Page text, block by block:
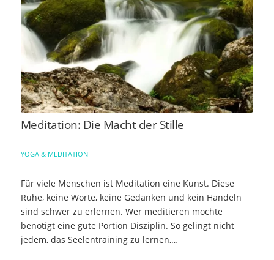
Meditation: Die Macht der Stille
YOGA & MEDITATION
Für viele Menschen ist Meditation eine Kunst. Diese
Ruhe, keine Worte, keine Gedanken und kein Handeln
sind schwer zu erlernen. Wer meditieren möchte
benötigt eine gute Portion Disziplin. So gelingt nicht
jedem, das Seelentraining zu lernen,…